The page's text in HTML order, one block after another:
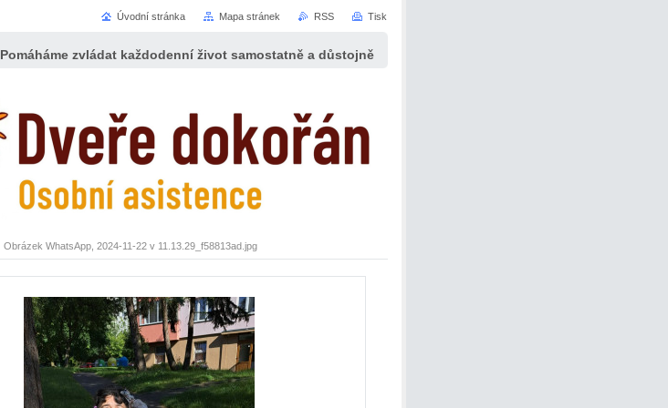
Pomáháme zvládat každodenní život samostatně a důstojně
Obrázek WhatsApp, 2024-11-22 v 11.13.29_f58813ad.jpg
Úvodní stránka Mapa stránek RSS Tisk